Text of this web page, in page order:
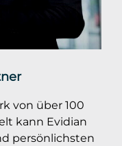
von über 100
kann Evidian
persönlichsten